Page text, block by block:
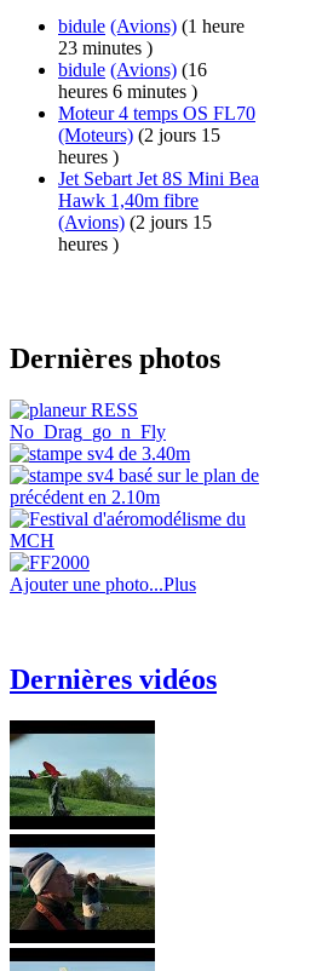
bidule (Avions) (1 heure
23 minutes )
bidule (Avions) (16
heures 6 minutes )
Moteur 4 temps OS FL70
(Moteurs) (2 jours 15
heures )
Jet Sebart Jet 8S Mini Bea
Hawk 1,40m fibre
(Avions) (2 jours 15
heures )
Dernières photos
Ajouter une photo...Plus
Dernières vidéos